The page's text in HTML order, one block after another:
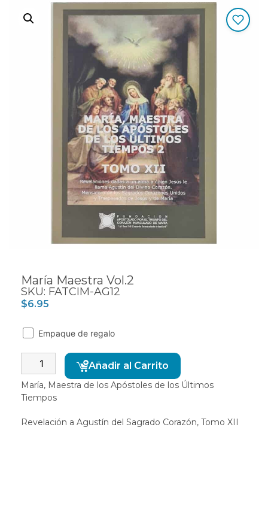
María Maestra Vol.2
SKU: FATCIM-AG12
$6.95
Empaque de regalo
Añadir al Carrito
María, Maestra de los Apóstoles de los Últimos
Tiempos
Revelación a Agustín del Sagrado Corazón, Tomo XII